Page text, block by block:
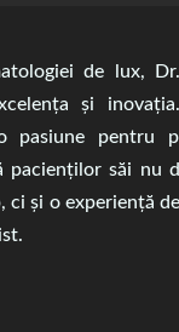
de lux,
și
pasiune pentru
pacienților săi nu
ci și o experiență